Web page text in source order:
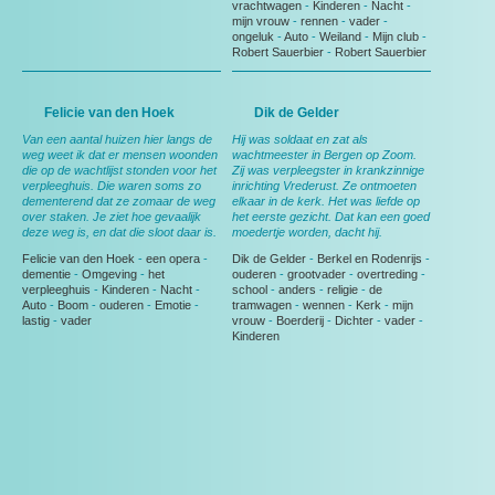
vrachtwagen - Kinderen - Nacht -
mijn vrouw - rennen - vader -
ongeluk -Auto - Weiland - Mijn club -
Robert Sauerbier - Robert Sauerbier
Felicie van den Hoek
Van een aantal huizen hier langs de
weg weet ik dat er mensen woonden
die op de wachtlijst stonden voor het
verpleeghuis. Die waren soms zo
dementerend dat ze zomaar de weg
over staken. Je ziet hoe gevaalijk
deze weg is, en dat die sloot daar is.
Felicie van den Hoek - een opera -
dementie - Omgeving - het
verpleeghuis - Kinderen - Nacht -
Auto - Boom - ouderen - Emotie -
lastig - vader
Dik de Gelder
Hij was soldaat en zat als
wachtmeester in Bergen op Zoom.
Zij was verpleegster in krankzinnige
inrichting Vrederust. Ze ontmoeten
elkaar in de kerk. Het was liefde op
het eerste gezicht. Dat kan een goed
moedertje worden, dacht hij.
Dik de Gelder - Berkel en Rodenrijs -
ouderen - grootvader - overtreding -
school - anders - religie - de
tramwagen - wennen - Kerk - mijn
vrouw - Boerderij - Dichter - vader -
Kinderen